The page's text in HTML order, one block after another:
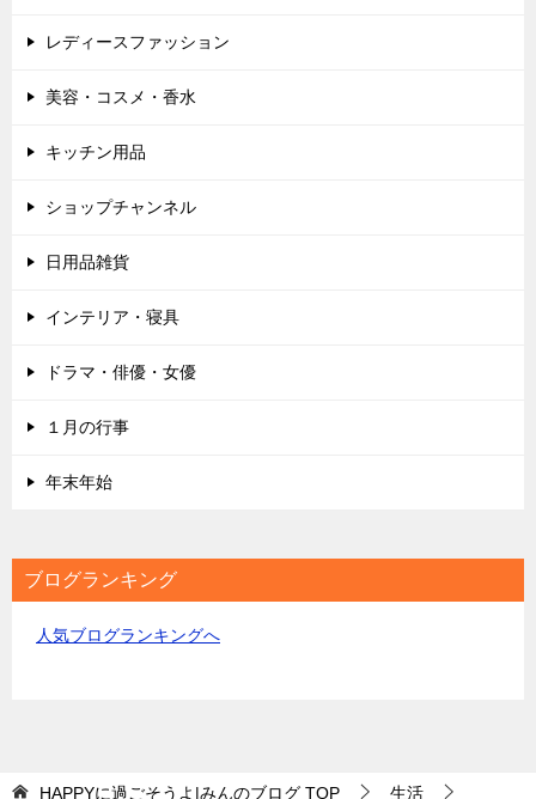
レディースファッション
美容・コスメ・香水
キッチン用品
ショップチャンネル
日用品雑貨
インテリア・寝具
ドラマ・俳優・女優
１月の行事
年末年始
ブログランキング
人気ブログランキングへ
HAPPYに過ごそうよ|みんのブログ TOP 生活